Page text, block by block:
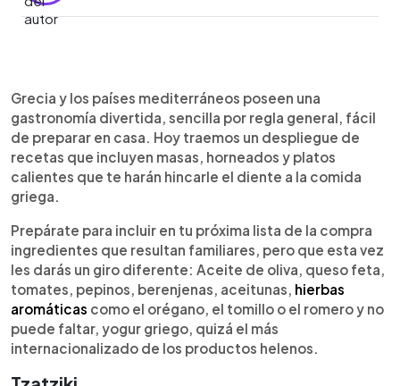
Escuchar artículo
Grecia y los países mediterráneos poseen una
gastronomía divertida, sencilla por regla general, fácil
de preparar en casa. Hoy traemos un despliegue de
recetas que incluyen masas, horneados y platos
calientes que te harán hincarle el diente a la comida
griega.
Prepárate para incluir en tu próxima lista de la compra
ingredientes que resultan familiares, pero que esta vez
les darás un giro diferente: Aceite de oliva, queso feta,
tomates, pepinos, berenjenas, aceitunas, hierbas
aromáticas como el orégano, el tomillo o el romero y no
puede faltar, yogur griego, quizá el más
internacionalizado de los productos helenos.